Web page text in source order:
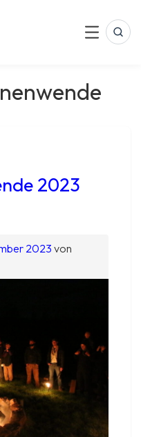
Menu
2023
2023 von